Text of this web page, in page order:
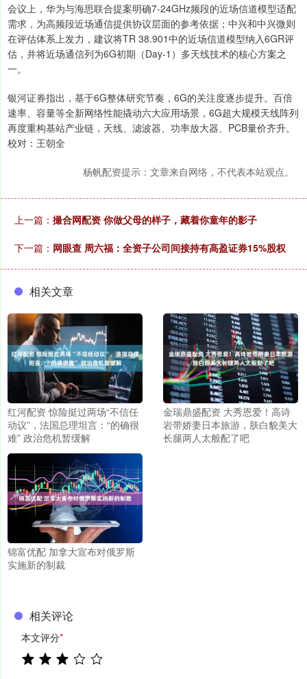
会议上，华为与海思联合提案明确7-24GHz频段的近场信道模型适配
需求，为高频段近场通信提供协议层面的参考依据；中兴和中兴微则
在评估体系上发力，建议将TR 38.901中的近场信道模型纳入6GR评
估，并将近场通信列为6G初期（Day-1）多天线技术的核心方案之
一。
银河证券指出，基于6G整体研究节奏，6G的关注度逐步提升。百倍
速率、容量等全新网络性能撬动六大应用场景，6G超大规模天线阵列
再度重构基站产业链，天线、滤波器、功率放大器、PCB量价齐升。
校对：王朝全
杨帆配资提示：文章来自网络，不代表本站观点。
上一篇： 撮合网配资 你做父母的样子，藏着你童年的影子
下一篇： 网眼查 周六福：全资子公司间接持有高盈证券15%股权
相关文章
红河配资 惊险挺过两场“不信任
动议”，法国总理坦言：“的确很
难” 政治危机暂缓解
金瑞鼎盛配资 大秀恩爱！高诗
岩带娇妻日本旅游，肤白貌美大
长腿两人太般配了吧
锦富优配 加拿大宣布对俄罗斯
实施新的制裁
相关评论
本文评分*